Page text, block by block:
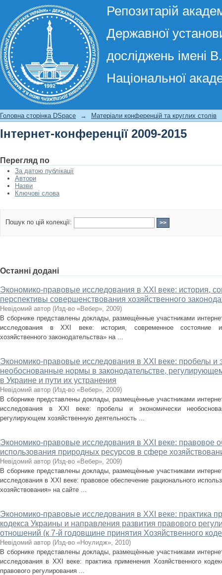
Репозитарій
Державної
досліджень імені
Національної
Інтернет-конференції 2009-2015
Головна сторінка DSpace → Матеріали конференцій та круглих столів
Інтернет-конференції 2009-2015
Перегляд по
За датою публікації
Автори
Назви
Ключові слова
Пошук по цій колекції:
Останні додані
Экономико-правовые исследования в XXI веке: история,
перспективы совершенствования хозяйственного
Невідомий автор (Изд-во «Вебер», 2009)
В сборнике представлены доклады, размещѐнные участниками
исследования в XXI веке: история, современное состояние и
хозяйственного законодательства» на ...
Экономико-правовые исследования в XXI веке: пробелы и
необоснованные нормы в законодательстве,
в Украине и пути их устранения
Невідомий автор (Изд-во «Вебер», 2009)
В сборнике представлены доклады, размещѐнные участниками
исследования в XXI веке: пробелы и экономически
регулирующем хозяйственную деятельность ...
Экономико-правовые исследования в XXI веке: правовое
использования природных ресурсов в сфере
Невідомий автор (Изд-во «Вебер», 2009)
В сборнике представлены доклады, размещѐнные участниками
исследования в XXI веке: правовое обеспечение рационального
хозяйствования» на сайте ...
Экономико-правовые исследования в XXI веке: практика
кодекса Украины и направления развития правового
отношений (к 7-й годовщине принятия Хозяйственного
Невідомий автор (Изд-во «Ноулидж», 2010)
В сборнике представлены доклады, размещѐнные участниками
исследования в XXI веке: практика применения Хозяйственного
правового регулирования ...